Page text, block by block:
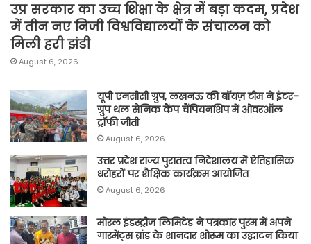
उप्र सरकार का उच्च शिक्षा के क्षेत्र में बड़ा कदम, प्रदेश
में तीन नए निजी विश्वविद्यालयों के संचालन को
मिली हरी झंडी
August 6, 2026
यूपी एनसीसी ग्रुप, लखनऊ की बॉयज़ टीम ने इंटर-
ग्रुप थल सैनिक कैंप चैंपियनशिप में ओवरऑल
ट्रॉफी जीती
August 6, 2026
उत्तर प्रदेश राज्य पुरातत्व निदेशालय में ऐतिहासिक
धरोहरों पर शैक्षिक कार्यक्रम आयोजित
August 6, 2026
मोरल इंडस्ट्रीज लिमिटेड ने पत्रकार पुरम में अपने
गारमेंट्स ब्रांड के शानदार शोरूम का उद्घाटन किया